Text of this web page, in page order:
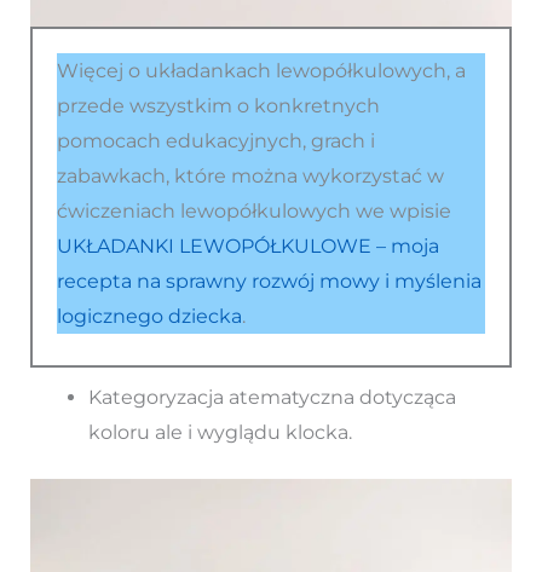
Więcej o układankach lewopółkulowych, a
przede wszystkim o konkretnych
pomocach edukacyjnych, grach i
zabawkach, które można wykorzystać w
ćwiczeniach lewopółkulowych we wpisie
UKŁADANKI LEWOPÓŁKULOWE – moja
recepta na sprawny rozwój mowy i myślenia
logicznego dziecka.
Kategoryzacja atematyczna dotycząca
koloru ale i wyglądu klocka.